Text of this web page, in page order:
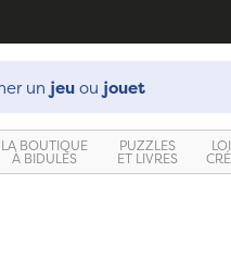
un jeuou jouet
LA BOUTIQUE
À BIDULES
PUZZLES
ET LIVRES